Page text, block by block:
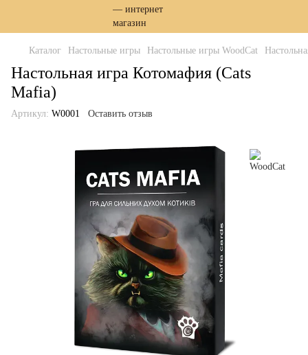
Каталог Настольные игры Настольные игры WoodCat
Настольная игра Котомафия (Cats
Mafia)
Артикул: W0001 Оставить отзыв